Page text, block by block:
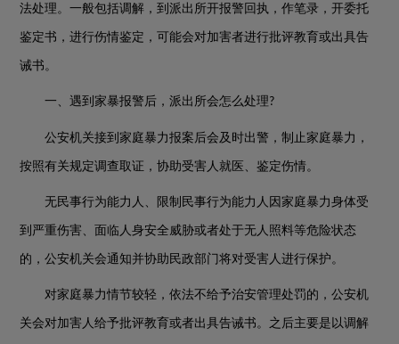
法处理。一般包括调解，到派出所开报警回执，作笔录，开委托
鉴定书，进行伤情鉴定，可能会对加害者进行批评教育或出具告
诫书。
一、遇到家暴报警后，派出所会怎么处理?
公安机关接到家庭暴力报案后会及时出警，制止家庭暴力，
按照有关规定调查取证，协助受害人就医、鉴定伤情。
无民事行为能力人、限制民事行为能力人因家庭暴力身体受
到严重伤害、面临人身安全威胁或者处于无人照料等危险状态
的，公安机关会通知并协助民政部门将对受害人进行保护。
对家庭暴力情节较轻，依法不给予治安管理处罚的，公安机
关会对加害人给予批评教育或者出具告诫书。之后主要是以调解